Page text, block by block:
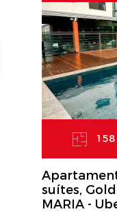
158
suítes,
MARIA -